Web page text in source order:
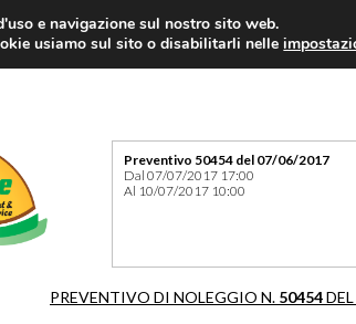
Preventivo 50454 del 07/06/2017
Dal 07/07/2017 17:00
Al 10/07/2017 10:00
PREVENTIVO DI NOLEGGIO N. 50454
e navigazione sul nostro sito web.
usiamo sul sito o disabilitarli nelle